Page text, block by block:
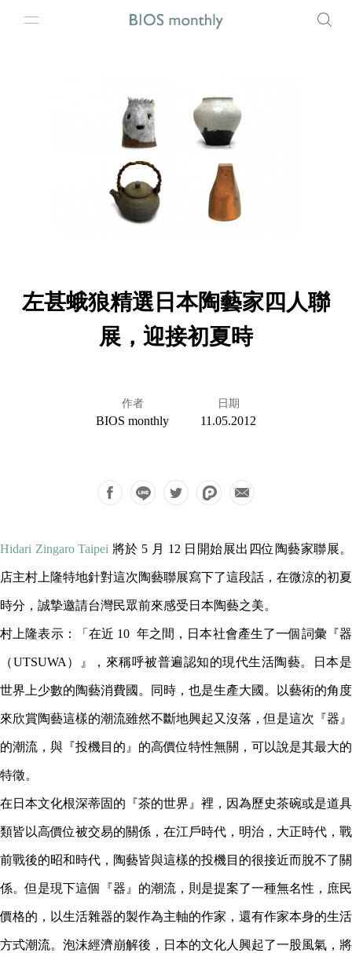
左甚蛾狼精選日本陶藝家四人聯
展，迎接初夏時
作者
BIOS monthly
日期
11.05.2012
Hidari Zingaro Taipei 將於 5 月 12 日開始展出四位陶藝家聯展。
店主村上隆特地針對這次陶藝聯展寫下了這段話，在微涼的初夏
時分，誠摯邀請台灣民眾前來感受日本陶藝之美。
村上隆表示：「在近 10 年之間，日本社會產生了一個詞彙『器
（UTSUWA）』，來稱呼被普遍認知的現代生活陶藝。日本是
世界上少數的陶藝消費國。同時，也是生產大國。以藝術的角度
來欣賞陶藝這樣的潮流雖然不斷地興起又沒落，但是這次『器』
的潮流，與『投機目的』的高價位特性無關，可以說是其最大的
特徵。
在日本文化根深蒂固的『茶的世界』裡，因為歷史茶碗或是道具
類皆以高價位被交易的關係，在江戶時代，明治，大正時代，戰
前戰後的昭和時代，陶藝皆與這樣的投機目的很接近而脫不了關
係。但是現下這個『器』的潮流，則是提案了一種無名性，庶民
價格的，以生活雜器的製作為主軸的作家，還有作家本身的生活
方式潮流。泡沫經濟崩解後，日本的文化人興起了一股風氣，將